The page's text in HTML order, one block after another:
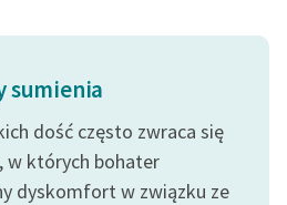
sumienia
dość często zwraca się
w których bohater
dyskomfort w związku ze